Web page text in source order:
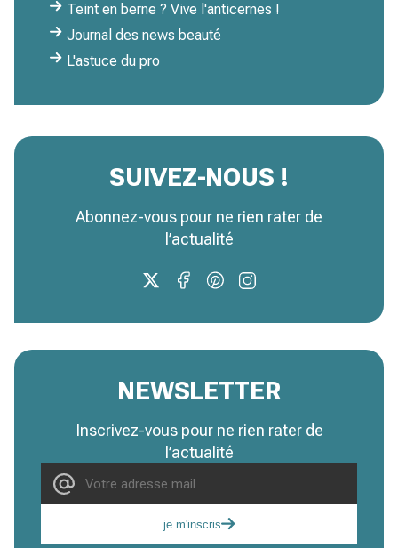
Teint en berne ? Vive l'anticernes !
Journal des news beauté
L'astuce du pro
SUIVEZ-NOUS !
Abonnez-vous pour ne rien rater de
l’actualité
NEWSLETTER
Inscrivez-vous pour ne rien rater de
l’actualité
je m'inscris